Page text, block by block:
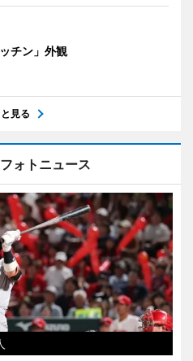
チン」外観
見る
ォトニュース